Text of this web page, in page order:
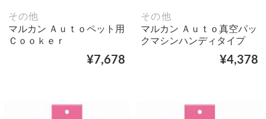
その他
マルカン Ａｕｔｏペット用
Ｃｏｏｋｅｒ
¥7,678
その他
マルカン Ａｕｔｏ真空パッ
クマシンハンディタイプ
¥4,378